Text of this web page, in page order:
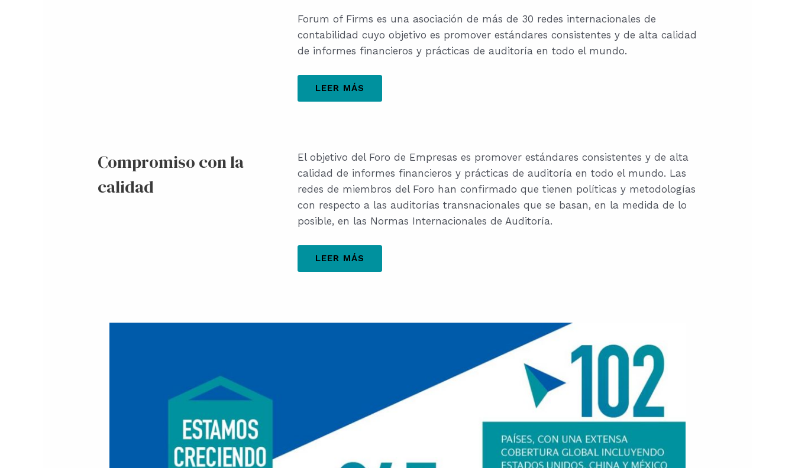
Forum of Firms es una asociación de más de 30 redes internacionales de
contabilidad cuyo objetivo es promover estándares consistentes y de alta calidad
de informes financieros y prácticas de auditoría en todo el mundo.
LEER MÁS
Compromiso con la
calidad
El objetivo del Foro de Empresas es promover estándares consistentes y de alta
calidad de informes financieros y prácticas de auditoría en todo el mundo. Las
redes de miembros del Foro han confirmado que tienen políticas y metodologías
con respecto a las auditorías transnacionales que se basan, en la medida de lo
posible, en las Normas Internacionales de Auditoría.
LEER MÁS